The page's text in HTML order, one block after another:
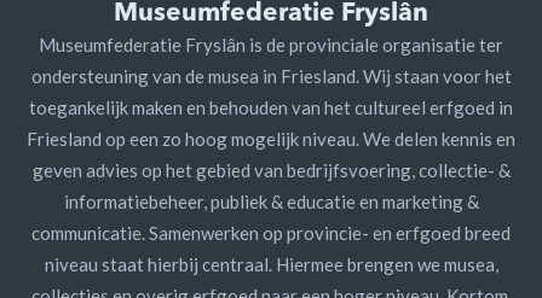
Museumfederatie Fryslân
Museumfederatie Fryslân is de provinciale organisatie ter
ondersteuning van de musea in Friesland. Wij staan voor het
toegankelijk maken en behouden van het cultureel erfgoed in
Friesland op een zo hoog mogelijk niveau. We delen kennis en
geven advies op het gebied van bedrijfsvoering, collectie- &
informatiebeheer, publiek & educatie en marketing &
communicatie. Samenwerken op provincie- en erfgoed breed
niveau staat hierbij centraal. Hiermee brengen we musea,